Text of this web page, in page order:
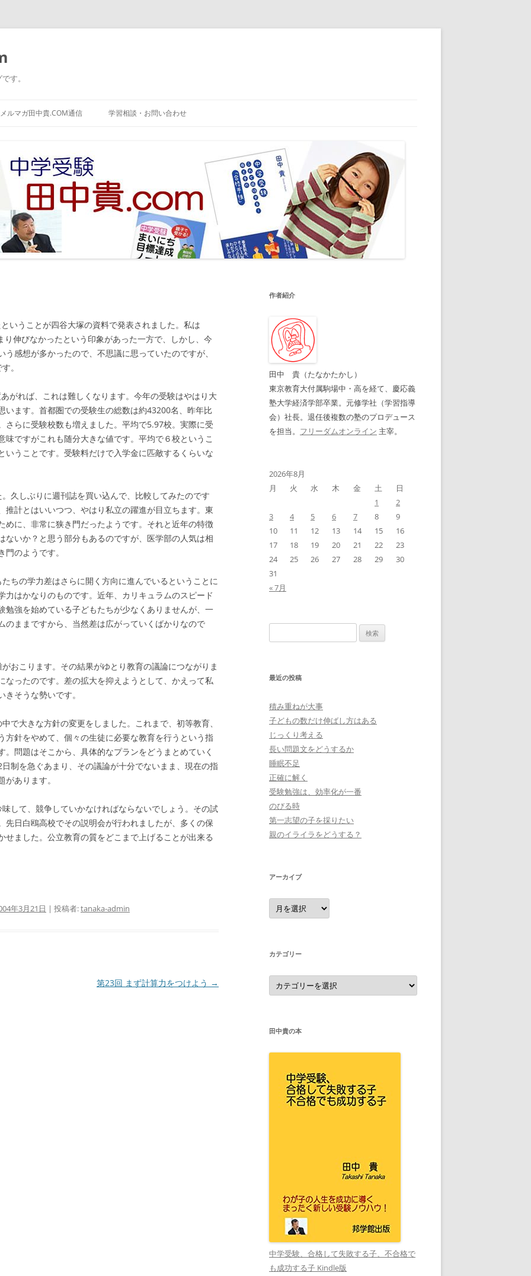
す。
ン
テ
メルマガ田中貴.COM通信 学習相談・お問い合わせ
いうことが四谷大塚の資料で発表されました。私は
伸びなかったという印象があった一方で、しかし、今
感想が多かったので、不思議に思っていたのですが、
。
がれば、これは難しくなります。今年の受験はやはり大
います。首都圏での受験生の総数は約43200名、昨年比
さらに受験校数も増えました。平均で5.97校。実際に受
ですがこれも随分大きな値です。平均で６校というこ
いうことです。受験料だけで入学金に匹敵するくらいな
久しぶりに週刊誌を買い込んで、比較してみたのです
推計とはいいつつ、やはり私立の躍進が目立ちます。東
に、非常に狭き門だったようです。それと近年の特徴
ないか？と思う部分もあるのですが、医学部の人気は相
のようです。
ちの学力差はさらに開く方向に進んでいるということに
力はかなりのものです。近年、カリキュラムのスピード
勉強を始めている子どもたちが少なくありませんが、一
のままですから、当然差は広がっていくばかりなので
おこります。その結果がゆとり教育の議論につながりま
なったのです。差の拡大を抑えようとして、かえって私
そうな勢いです。
で大きな方針の変更をしました。これまで、初等教育、
方針をやめて、個々の生徒に必要な教育を行うという指
問題はそこから、具体的なプランをどうまとめていく
制を急ぐあまり、その議論が十分でないまま、現在の指
あります。
して、競争していかなければならないでしょう。その試
先日白鴎高校でその説明会が行われましたが、多くの保
ました。公立教育の質をどこまで上げることが出来る
年3月21日 | 投稿者:tanaka-admin
第23回 まず計算力をつけよう →
作者紹介
田中 貴（たなかたかし）
東京教育大付属駒場中・高を経て、慶応義
塾大学経済学部卒業。元修学社（学習指導
会）社長。退任後複数の塾のプロデュース
を担当。 フリーダムオンライン 主宰。
2026年8月
月
火 水 木 金 土
日
1
2
3
4 5 6 7 8
9
10
11 12 13 14 15
16
17
18 19 20 21 22
23
24
25 26 27 28 29
30
31
« 7月
索:
最近の投稿
積み重ねが大事
子どもの数だけ伸ばし方はある
じっくり考える
長い問題文をどうするか
睡眠不足
正確に解く
受験勉強は、効率化が一番
のびる時
第一志望の子を採りたい
親のイライラをどうする？
アーカイブ
ア
ー
カ
カテゴリー
カ
テ
ゴ
田中貴の本
中学受験、合格して失敗する子、不合格で
も成功する子 Kindle版